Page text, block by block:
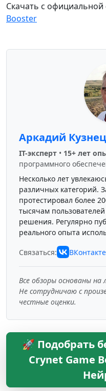
Скачать с
Booster
Аркадий
IT-эксперт • 15+ лет
программного
Несколько лет
различных категорий.
протестировал более
тысячам
решения. Регулярно
реального опыта
Связаться: ВКонтакте
Все обзоры основаны
Не сотрудничаю с
честные оценки.
🚀 Подобрать
Crynet Game